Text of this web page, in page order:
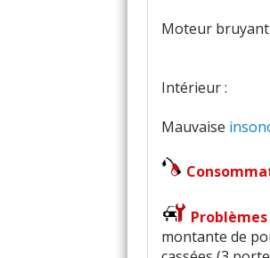
Moteur
Intérieur :
Mauvaise
montante de